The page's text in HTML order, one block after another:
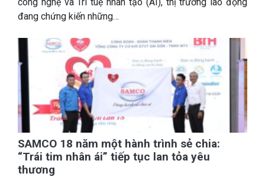
đang chứng kiến những…
SAMCO 18 năm một hành trình sẻ chia:
“Trái tim nhân ái” tiếp tục lan tỏa yêu
thương